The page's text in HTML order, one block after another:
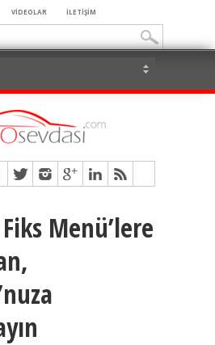
VİDEOLAR İLETİŞİM
Menü’lere